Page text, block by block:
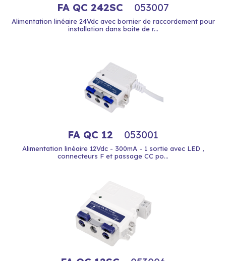
FA QC 242SC 053007
Alimentation linéaire 24Vdc avec bornier de raccordement pour
installation dans boite de r...
FA QC 12 053001
Alimentation linéaire 12Vdc - 300mA - 1 sortie avec LED ,
connecteurs F et passage CC po...